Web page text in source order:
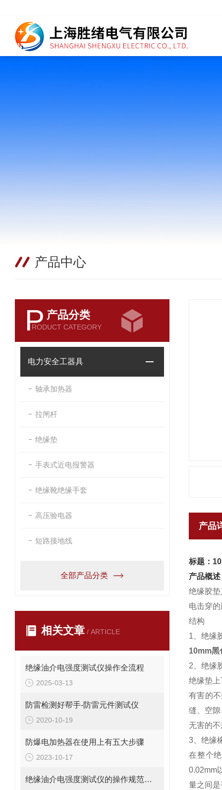
产品中心
P 产品分类
RODUCT CATEGORY
电力安全工器具
轴承加热器
拉闸杆
绝缘垫
手表式近电报警器
绝缘靴绝缘手套
高压验电器
短路接地线
全部产品分类
相关文章 / ARTICLE
绝缘油介电强度测试仪操作全流程
2025-03-13
防雷检测好帮手-防雷元件测试仪
2020-10-19
防爆电加热器在使用上有五大步骤
2023-10-17
绝缘油介电强度测试仪的操作规范和安全要求
产品
标题：
产品概述
绝缘胶
电击穿
结构
1、绝缘
10mm黑
2、绝缘
绝缘垫
有害的
缝、空
无害的
3、绝缘
在整个
0.02mm
量之间